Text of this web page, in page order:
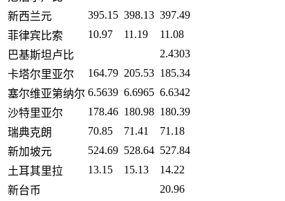
新西兰元
395.15 398.13 397.49
菲律宾比索
10.97 11.19
11.08
巴基斯坦卢比
2.4303
卡塔尔里亚尔
164.79 205.53 185.34
塞尔维亚第纳尔 6.5639 6.6965 6.6342
沙特里亚尔
178.46 180.98 180.39
瑞典克朗
70.85 71.41
71.18
新加坡元
524.69 528.64 527.84
土耳其里拉
13.15 15.13
14.22
新台币
20.96